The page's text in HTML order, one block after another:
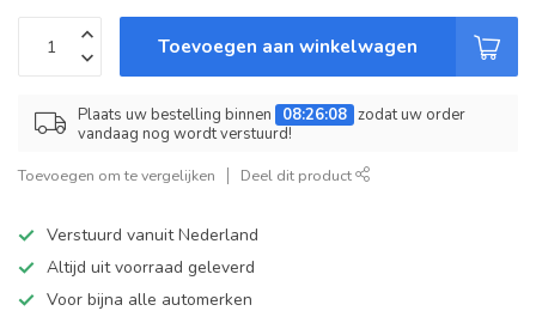
Toevoegen aan winkelwagen
Plaats uw bestelling binnen 08:26:08 zodat uw order
vandaag nog wordt verstuurd!
Toevoegen om te vergelijken Deel dit product
Verstuurd vanuit Nederland
Altijd uit voorraad geleverd
Voor bijna alle automerken